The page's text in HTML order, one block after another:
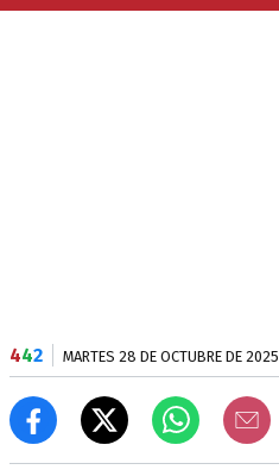
442 MARTES 28 DE OCTUBRE DE 2025